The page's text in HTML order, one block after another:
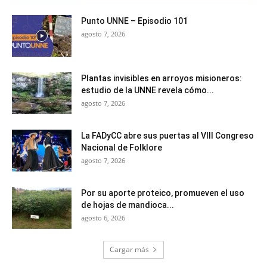
Punto UNNE – Episodio 101
agosto 7, 2026
Plantas invisibles en arroyos misioneros:
estudio de la UNNE revela cómo...
agosto 7, 2026
La FADyCC abre sus puertas al VIII Congreso
Nacional de Folklore
agosto 7, 2026
Por su aporte proteico, promueven el uso
de hojas de mandioca...
agosto 6, 2026
Cargar más